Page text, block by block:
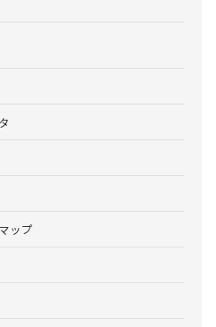
ップ